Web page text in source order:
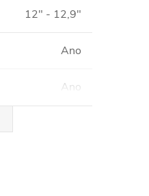
12" - 12,9"
Ano
Ano